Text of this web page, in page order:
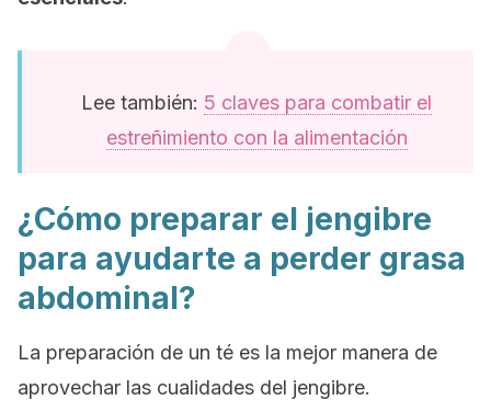
Lee también: 5 claves para combatir el
estreñimiento con la alimentación
¿Cómo preparar el jengibre
para ayudarte a perder grasa
abdominal?
La preparación de un té es la mejor manera de
aprovechar las cualidades del jengibre.